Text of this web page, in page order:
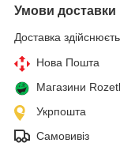
Умови доставки
Доставка
Нова Пошта
Магазини
Укрпошта
Самовивіз